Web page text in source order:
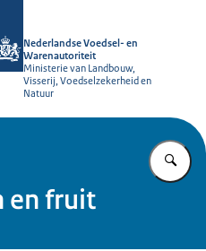
Nederlandse Voedsel- en
Warenautoriteit
Ministerie van Landbouw,
Visserij, Voedselzekerheid en
Natuur
en fruit